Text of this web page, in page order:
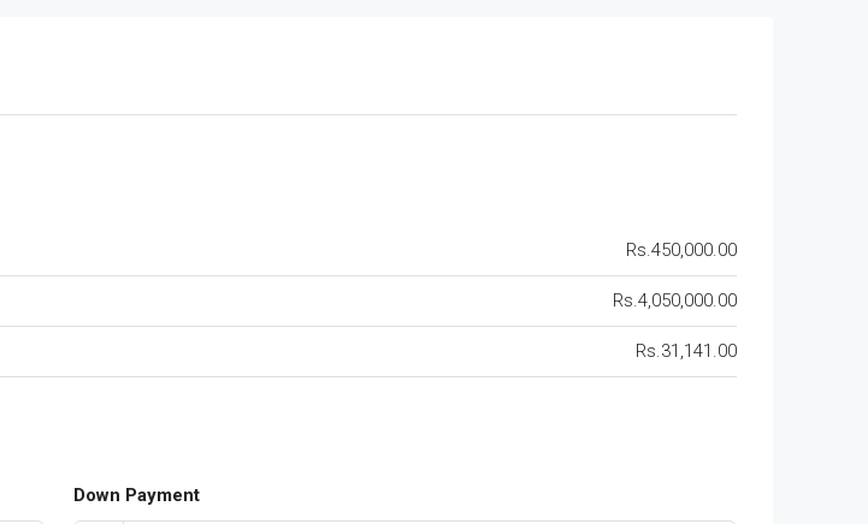
Rs.450,000.00
Rs.4,050,000.00
Rs.31,141.00
Down Payment